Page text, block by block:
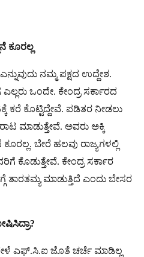
ಕೂರಲ್ಲ
ನಮ್ಮ ಪಕ್ಷದ ಉದ್ದೇಶ.
ಒಂದೇ. ಕೇಂದ್ರ ಸರ್ಕಾರದ
ಕರೆ ಕೊಟ್ಟಿದ್ದೇವೆ. ಪಡಿತರ ನೀಡಲು
ಮಾಡುತ್ತೇವೆ. ಅವರು ಅಕ್ಕಿ
ಬೇರೆ ಹಲವು ರಾಜ್ಯಗಳಲ್ಲಿ
ಕೊಡುತ್ತೇವೆ. ಕೇಂದ್ರ ಸರ್ಕಾರ
ತಾರತಮ್ಯ ಮಾಡುತ್ತಿದೆ ಎಂದು ಬೇಸರ
?
ಎಫ್.ಸಿ.ಐ ಜೊತೆ ಚರ್ಚೆ ಮಾಡಿಲ್ಲ